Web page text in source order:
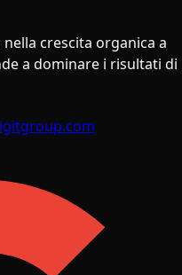
nella crescita organica a
a dominare i risultati di